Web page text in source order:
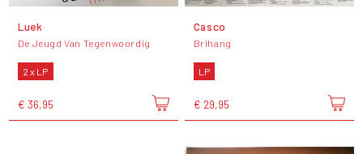
Luek
De Jeugd Van Tegenwoordig
2 x LP
€ 36,95
Casco
Brihang
LP
€ 29,95